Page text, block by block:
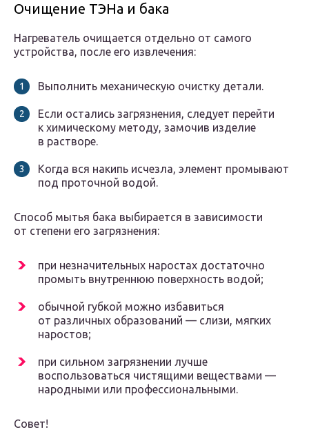
Очищение ТЭНа и бака
Нагреватель очищается отдельно от самого
устройства, после его извлечения:
Выполнить механическую очистку детали.
Если остались загрязнения, следует перейти
к химическому методу, замочив изделие
в растворе.
Когда вся накипь исчезла, элемент промывают
под проточной водой.
Способ мытья бака выбирается в зависимости
от степени его загрязнения:
при незначительных наростах достаточно
промыть внутреннюю поверхность водой;
обычной губкой можно избавиться
от различных образований — слизи, мягких
наростов;
при сильном загрязнении лучше
воспользоваться чистящими веществами —
народными или профессиональными.
Совет!